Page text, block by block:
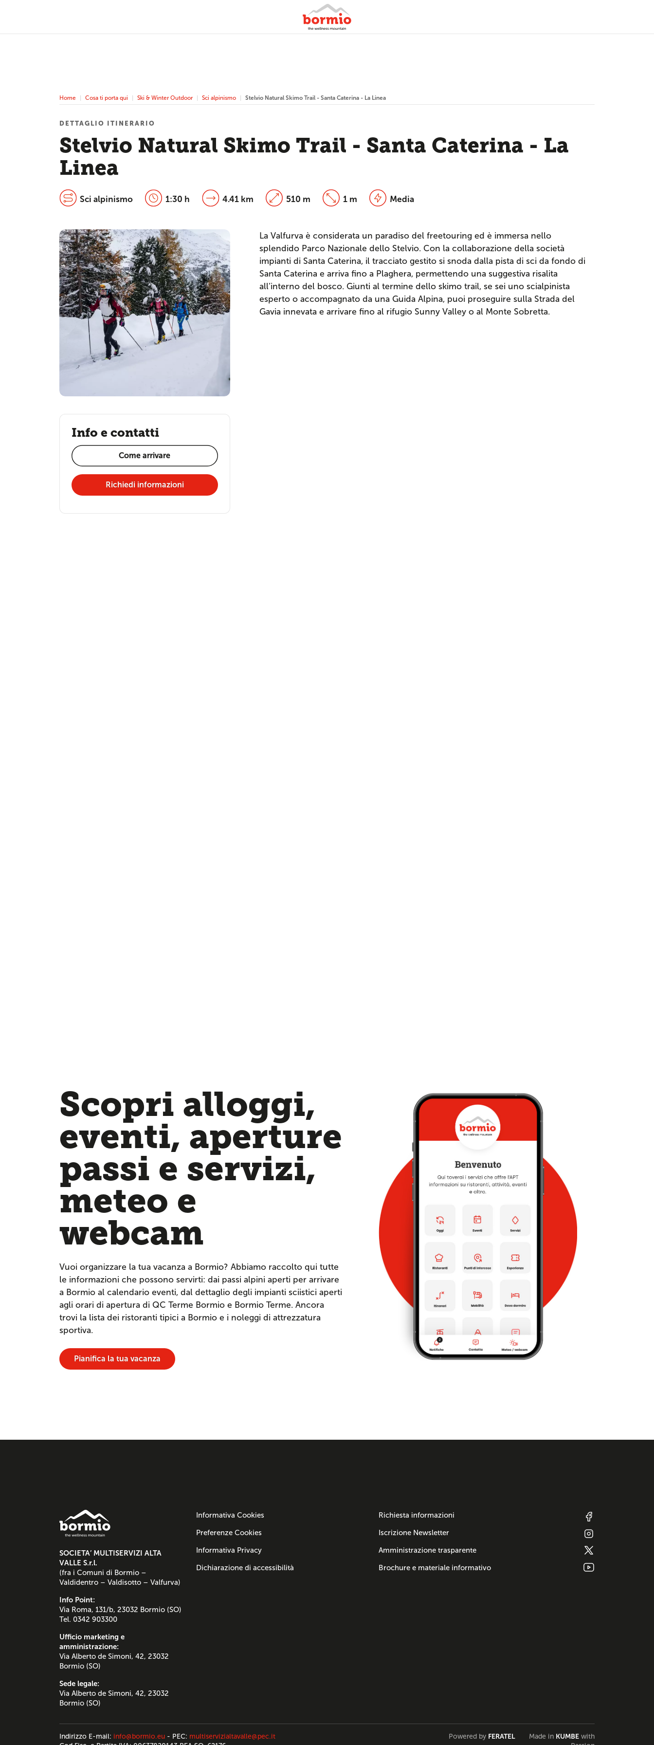
Home Cosa ti porta qui Ski & Winter Outdoor Sci alpinismo Stelvio Natural Skimo Trail - Santa Caterina - La Linea
Stelvio Natural Skimo Trail - Santa Caterina - La
Linea
DETTAGLIO ITINERARIO
Sci alpinismo 1:30 h 4.41 km 510 m 1 m Media
La Valfurva è considerata un paradiso del freetouring ed è immersa nello
splendido Parco Nazionale dello Stelvio. Con la collaborazione della società
impianti di Santa Caterina, il tracciato gestito si snoda dalla pista di sci da fondo di
Santa Caterina e arriva fino a Plaghera, permettendo una suggestiva risalita
all’interno del bosco. Giunti al termine dello skimo trail, se sei uno scialpinista
esperto o accompagnato da una Guida Alpina, puoi proseguire sulla Strada del
Gavia innevata e arrivare fino al rifugio Sunny Valley o al Monte Sobretta.
Info e contatti
Come arrivare
Richiedi informazioni
Scopri alloggi,
eventi, aperture
passi e servizi,
meteo e
webcam
Vuoi organizzare la tua vacanza a Bormio? Abbiamo raccolto qui tutte
le informazioni che possono servirti: dai passi alpini aperti per arrivare
a Bormio al calendario eventi, dal dettaglio degli impianti sciistici aperti
agli orari di apertura di QC Terme Bormio e Bormio Terme. Ancora
trovi la lista dei ristoranti tipici a Bormio e i noleggi di attrezzatura
sportiva.
Pianifica la tua vacanza
SOCIETA’ MULTISERVIZI ALTA
VALLE S.r.l.
(fra i Comuni di Bormio –
Valdidentro – Valdisotto – Valfurva)
Info Point:
Via Roma, 131/b, 23032 Bormio (SO)
Tel. 0342 903300
Ufficio marketing e
amministrazione:
Via Alberto de Simoni, 42, 23032
Bormio (SO)
Sede legale:
Via Alberto de Simoni, 42, 23032
Bormio (SO)
Informativa Cookies
Preferenze Cookies
Informativa Privacy
Dichiarazione di accessibilità
Richiesta informazioni
Iscrizione Newsletter
Amministrazione trasparente
Brochure e materiale informativo
Indirizzo E-mail: info@bormio.eu - PEC: multiservizialtavalle@pec.it
Powered by FERATEL Made in KUMBEwith